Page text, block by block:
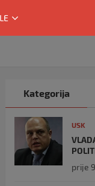
Kategorija
USK
prije